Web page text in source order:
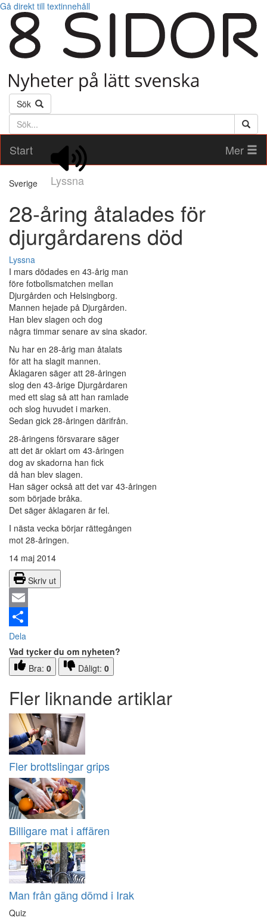
Gå direkt till textinnehåll
Sök
Söktext
Start
Lyssna
Mer
Sverige
28-åring åtalades för
djurgårdarens död
Lyssna
I mars dödades en 43-årig man
före fotbollsmatchen mellan
Djurgården och Helsingborg.
Mannen hejade på Djurgården.
Han blev slagen och dog
några timmar senare av sina skador.
Nu har en 28-årig man åtalats
för att ha slagit mannen.
Åklagaren säger att 28-åringen
slog den 43-årige Djurgårdaren
med ett slag så att han ramlade
och slog huvudet i marken.
Sedan gick 28-åringen därifrån.
28-åringens försvarare säger
att det är oklart om 43-åringen
dog av skadorna han fick
då han blev slagen.
Han säger också att det var 43-åringen
som började bråka.
Det säger åklagaren är fel.
I nästa vecka börjar rättegången
mot 28-åringen.
14 maj 2014
Skriv ut
Email
Dela
Vad tycker du om nyheten?
Bra: 0 Dåligt: 0
Fler liknande artiklar
Fler brottslingar grips
Billigare mat i affären
Man från gäng dömd i Irak
Quiz